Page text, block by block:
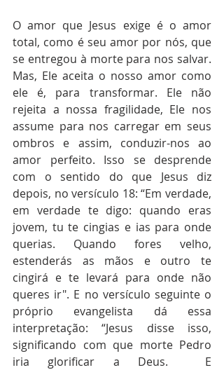
O amor que Jesus exige é o amor
total, como é seu amor por nós, que
se entregou à morte para nos salvar.
Mas, Ele aceita o nosso amor como
ele é, para transformar. Ele não
rejeita a nossa fragilidade, Ele nos
assume para nos carregar em seus
ombros e assim, conduzir-nos ao
amor perfeito. Isso se desprende
com o sentido do que Jesus diz
depois, no versículo 18: “Em verdade,
em verdade te digo: quando eras
jovem, tu te cingias e ias para onde
querias. Quando fores velho,
estenderás as mãos e outro te
cingirá e te levará para onde não
queres ir". E no versículo seguinte o
próprio evangelista dá essa
interpretação: “Jesus disse isso,
significando com que morte Pedro
iria glorificar a Deus.  E